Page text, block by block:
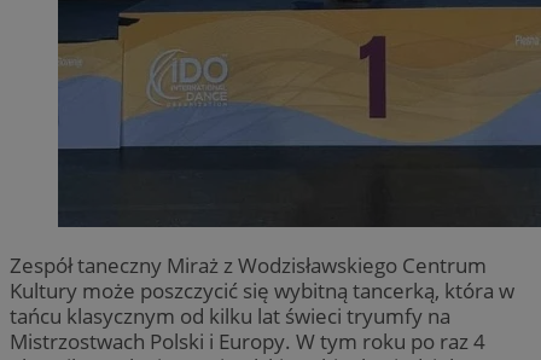
Zespół taneczny Miraż z Wodzisławskiego Centrum
Kultury może poszczycić się wybitną tancerką, która w
tańcu klasycznym od kilku lat świeci tryumfy na
Mistrzostwach Polski i Europy. W tym roku po raz 4